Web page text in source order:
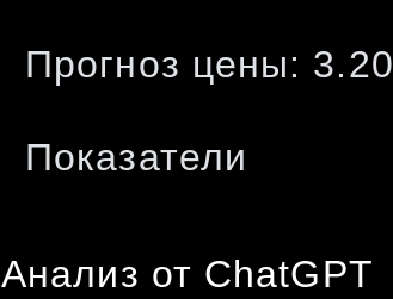
Прогноз цены: 3.20
Показатели
Анализ от ChatGPT